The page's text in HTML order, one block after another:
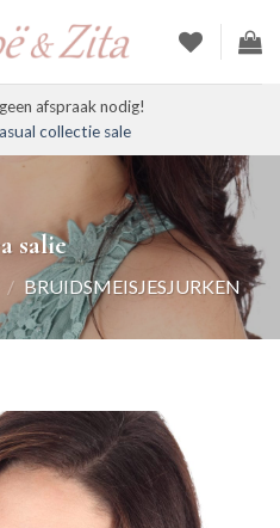
afspraak nodig!
collectie sale
salie
/ BRUIDSMEISJESJURKEN